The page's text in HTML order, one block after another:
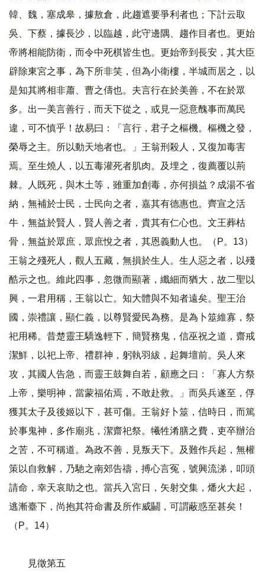
韓、魏，塞成皋，據敖倉，此趨遮要爭利者也；下計云取
吳、下蔡，據長沙，以臨越，此守邊隅、趨作目者也。更始
帝將相能防衛，而令中死棋皆生也。更始帝到長安，其大臣
辟除東宮之事，為下所非笑，但為小衛樓，半城而居之，以
是知其將相非蕭、曹之儔也。夫言行在於美善，不在於眾
多。出一美言善行，而天下從之，或見一惡意醜事而萬民
違，可不慎乎！故易曰：「言行，君子之樞機。樞機之發，
榮辱之主。所以動天地者也。」王翁刑殺人，又復加毒害
焉。至生燒人，以五毒灌死者肌肉。及埋之，復薦覆以荊
棘。人既死，與木土等，雖重加創毒，亦何損益？成湯不省
納，無補於士民，士民向之者，嘉其有德惠也。齊宣之活
牛，無益於賢人，賢人善之者，貴其有仁心也。文王葬枯
骨，無益於眾庶，眾庶悅之者，其恩義動人也。（P。13）
王翁之殘死人，觀人五藏，無損於生人。生人惡之者，以殘
酷示之也。維此四事，忽微而顯著，纖細而猶大，故二聖以
興，一君用稱，王翁以亡。知大體與不知者遠矣。聖王治
國，崇禮讓，顯仁義，以尊賢愛民為務。是為卜筮維寡，祭
祀用稀。昔楚靈王驕逸輕下，簡賢務鬼，信巫祝之道，齋戒
潔鮮，以祀上帝、禮群神，躬執羽紱，起舞壇前。吳人來
攻，其國人告急，而靈王鼓舞自若，顧應之曰：「寡人方祭
上帝，樂明神，當蒙福佑焉，不敢赴救。」而吳兵遂至，俘
獲其太子及後姬以下，甚可傷。王翁好卜筮，信時日，而篤
於事鬼神，多作廟兆，潔齋祀祭。犧牲淆膳之費，吏卒辦治
之苦，不可稱道。為政不善，見叛天下。及難作兵起，無權
策以自救解，乃馳之南郊告禱，搏心言冤，號興流涕，叩頭
請命，幸天哀助之也。當兵入宮日，矢射交集，燔火大起，
逃漸臺下，尚抱其符命書及所作威鬭，可謂蔽惑至甚矣！
（P。14）
見徵第五